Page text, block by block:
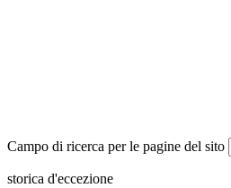
Campo di ricerca per le pagine del sito
storica d'eccezione